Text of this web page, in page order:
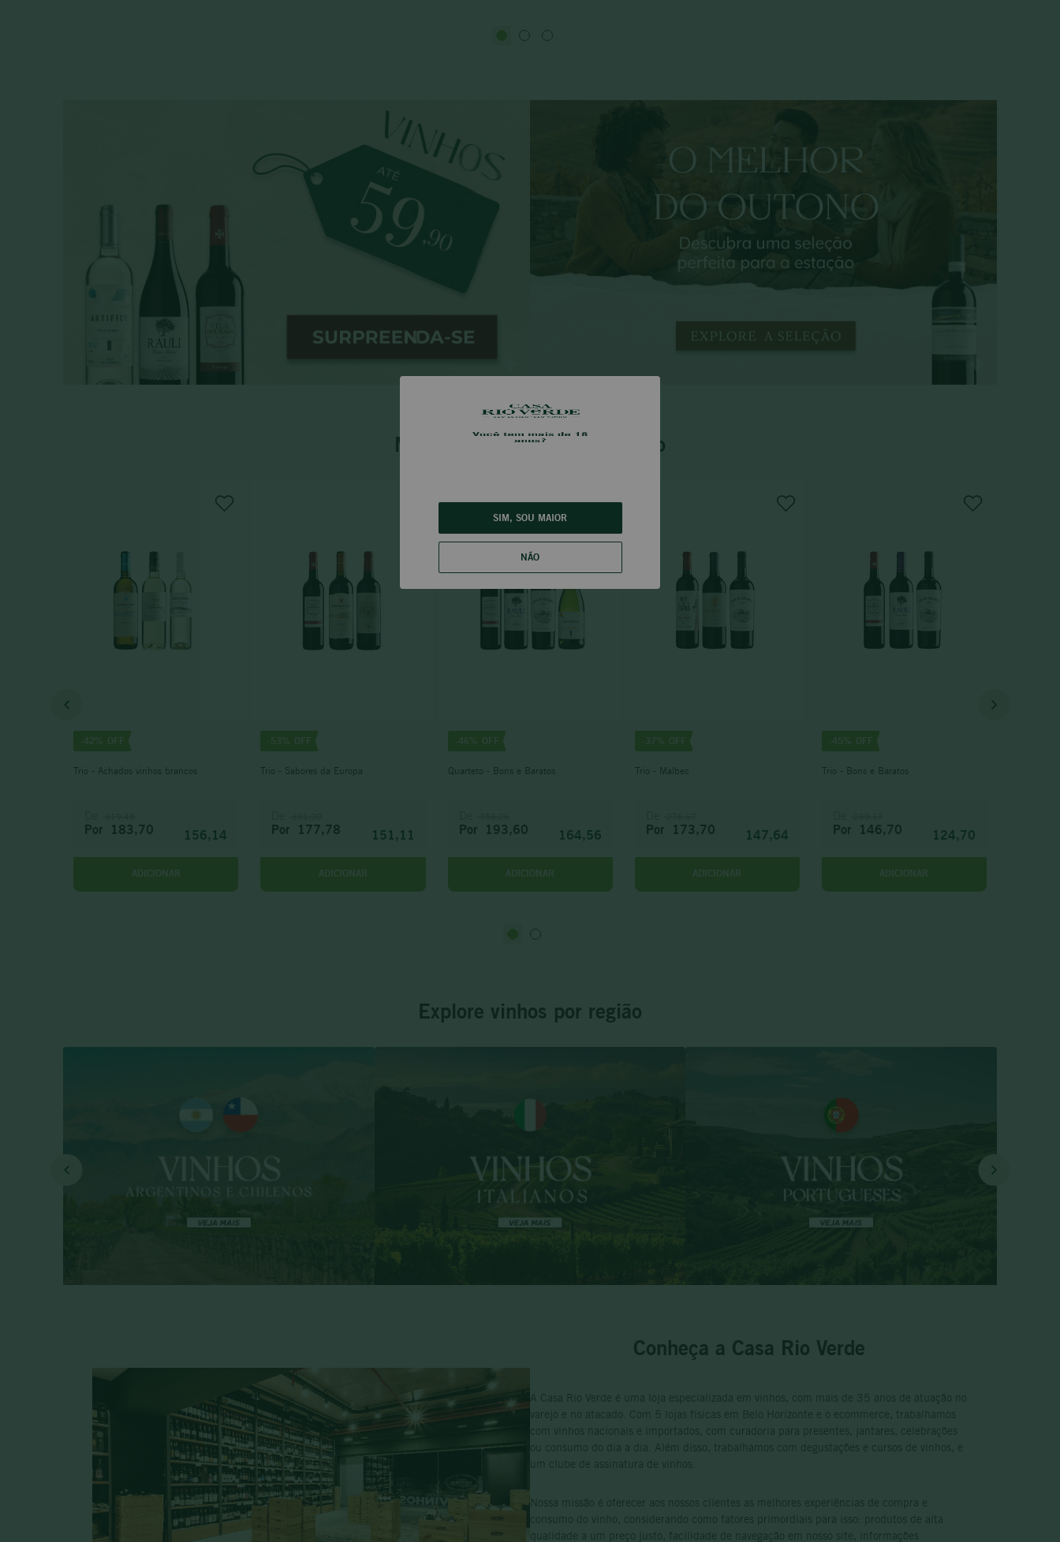
SIM, SOU MAIOR
NÃO
Mais vinhos, maior o desconto
-42%
Trio - Achados vinhos brancos
Por 183,70 156,14
ADICIONAR
- 53%
Trio - Sabores da Europa
Por 177,78 151,11
ADICIONAR
-46%
Quarteto - Bons e Baratos
Por 193,60 164,56
ADICIONAR
-37%
Trio - Malbec
Por 173,70 147,64
ADICIONAR
-45%
Trio - Bons e Baratos
Por 146,70 124,70
ADICIONAR
Explore vinhos por região
Conheça a Casa Rio Verde
A Casa Rio Verde é uma loja especializada em vinhos, com mais de 35 anos de atuação no
varejo e no atacado. Com 5 lojas físicas em Belo Horizonte e o ecommerce, trabalhamos
com vinhos nacionais e importados, com curadoria para presentes, jantares, celebrações
ou consumo do dia a dia. Além disso, trabalhamos com degustações e cursos de vinhos, e
um clube de assinatura de vinhos.
Nossa missão é oferecer aos nossos clientes as melhores experiências de compra e
consumo do vinho, considerando como fatores primordiais para isso: produtos de alta
qualidade a um preço justo, facilidade de navegação em nosso site, informações